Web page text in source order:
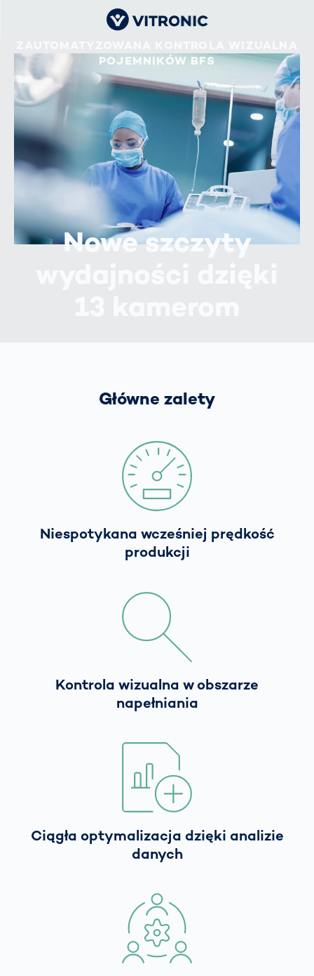
POJEMNIKÓW BFS
Nowe szczyty
Główne zalety
Niespotykana wcześniej prędkość
produkcji
Kontrola wizualna w obszarze
napełniania
Ciągła optymalizacja dzięki analizie
danych